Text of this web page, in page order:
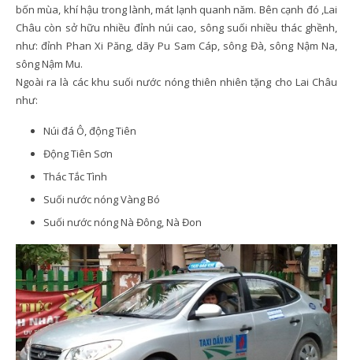
bốn mùa, khí hậu trong lành, mát lạnh quanh năm. Bên cạnh đó ,Lai
Châu còn sở hữu nhiều đỉnh núi cao, sông suối nhiều thác ghềnh,
như: đỉnh Phan Xi Păng, dãy Pu Sam Cáp, sông Đà, sông Nậm Na,
sông Nậm Mu.
Ngoài ra là các khu suối nước nóng thiên nhiên tặng cho Lai Châu
như:
Núi đá Ô, động Tiên
Động Tiên Sơn
Thác Tắc Tình
Suối nước nóng Vàng Bó
Suối nước nóng Nà Đông, Nà Đon